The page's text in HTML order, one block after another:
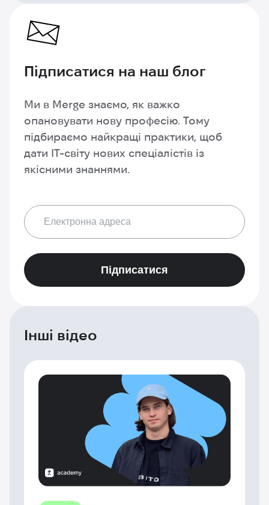
Підписатися на наш блог
Ми в Merge знаємо, як важко
опановувати нову професію. Тому
підбираємо найкращі практики, щоб
дати IT-світу нових спеціалістів із
якісними знаннями.
Підписатися
Інші відео